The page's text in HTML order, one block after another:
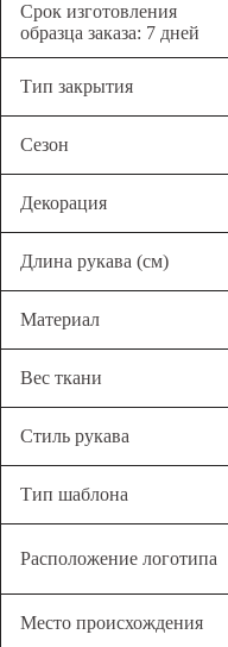
Срок изготовления
образца заказа: 7 дней
Тип закрытия
Сезон
Декорация
Длина рукава (см)
Материал
Вес ткани
Стиль рукава
Тип шаблона
Расположение логотипа
Место происхождения